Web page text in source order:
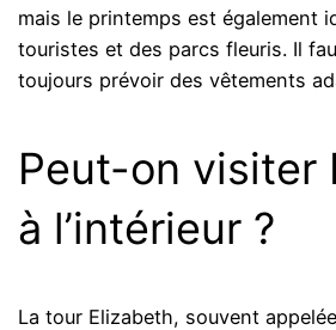
mais le printemps est également
touristes et des parcs fleuris. Il
toujours prévoir des vêtements
Peut-on visiter
à l’intérieur ?
La tour Elizabeth, souvent